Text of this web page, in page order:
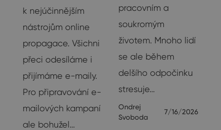
k nejúčinnějším
nástrojům online
propagace. Všichni
přeci odesíláme i
přijímáme e-maily.
Pro připravování e-
mailových kampaní
ale bohužel…
pracovním a
soukromým
životem. Mnoho lidí
se ale během
delšího odpočinku
stresuje…
Ondrej
Svoboda
7/16/2026